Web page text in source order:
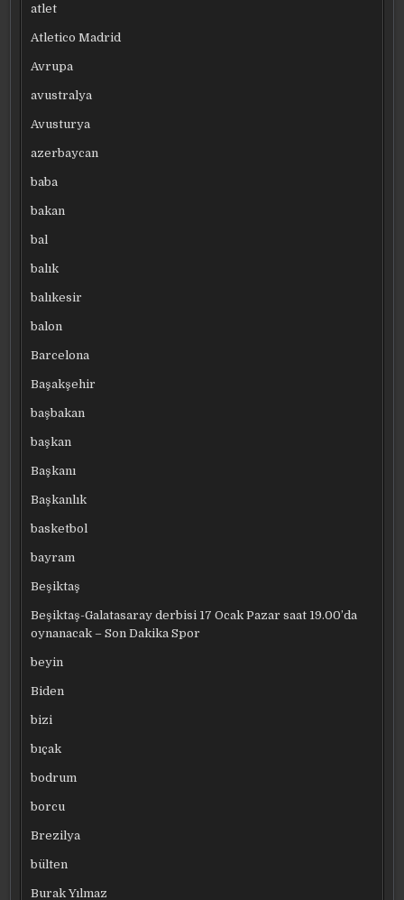
atlet
Atletico Madrid
Avrupa
avustralya
Avusturya
azerbaycan
baba
bakan
bal
balık
balıkesir
balon
Barcelona
Başakşehir
başbakan
başkan
Başkanı
Başkanlık
basketbol
bayram
Beşiktaş
Beşiktaş-Galatasaray derbisi 17 Ocak Pazar saat 19.00’da
oynanacak – Son Dakika Spor
beyin
Biden
bizi
bıçak
bodrum
borcu
Brezilya
bülten
Burak Yılmaz